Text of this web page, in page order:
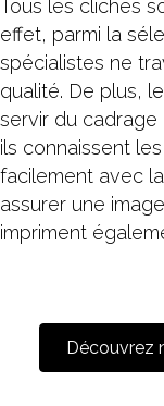
Tous les clichés
effet, parmi la
spécialistes ne
qualité. De plus,
servir du cadrage
ils connaissent
facilement avec
assurer une
impriment
Découvrez